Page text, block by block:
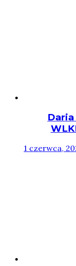
1 czerwca,